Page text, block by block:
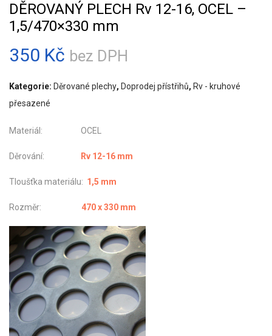
DĚROVANÝ PLECH Rv 12-16, OCEL –
1,5/470×330 mm
350 Kč bez DPH
Kategorie: Děrované plechy, Doprodej přístřihů, Rv - kruhové
přesazené
Materiál: OCEL
Děrování: Rv 12-16 mm
Tloušťka materiálu: 1,5 mm
Rozměr: 470 x 330 mm